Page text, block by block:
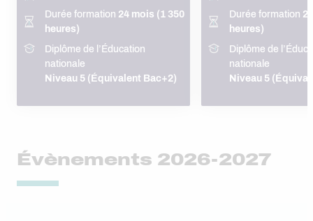
Durée formation 24 mois (1 350
heures)
Diplôme de l’Éducation
nationale
Niveau 5 (Équivalent Bac+2)
Durée formation
heures)
Diplôme de
nationale
Niveau 5
Évènements 2026-2027